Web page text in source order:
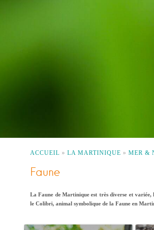
ACCUEIL » LA MARTINIQUE » MER &
Faune
La Faune de Martinique est très diverse et variée,
le Colibri, animal symbolique de la Faune en